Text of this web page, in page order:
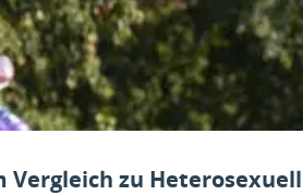
Vergleich zu